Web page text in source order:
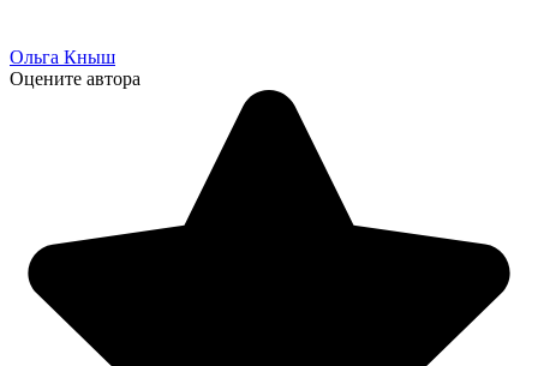
Ольга Кныш
Оцените автора